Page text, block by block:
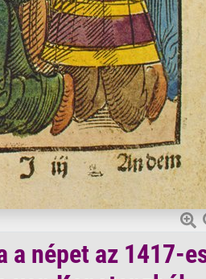
a népet az 1417-